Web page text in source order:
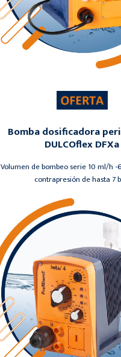
Bomba dosificadora
DULCOflex DFXa
Volumen de bombeo serie 10 ml/h
contrapresión de hasta 7